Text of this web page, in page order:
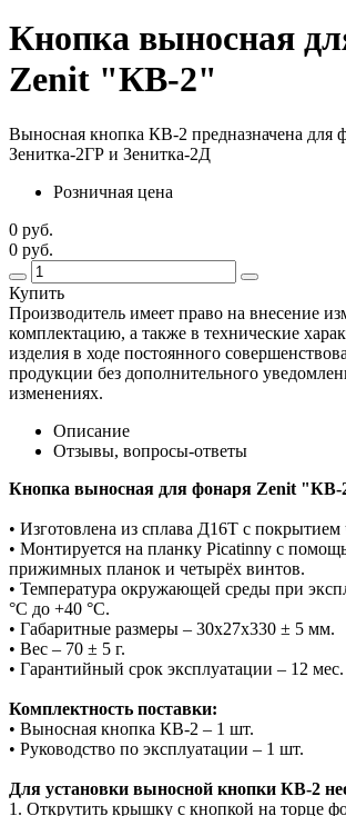
Кнопка выносная
Zenit "КВ-2"
Выносная кнопка КВ-2 предназначена для
Зенитка-2ГР и Зенитка-2Д
Розничная цена
0 руб.
0 руб.
Купить
Производитель имеет право на внесение
комплектацию, а также в технические
изделия в ходе постоянного
продукции без дополнительного
изменениях.
Описание
Отзывы, вопросы-ответы
Кнопка выносная для фонаря Zenit "КВ-
• Изготовлена из сплава Д16Т с покрытием
• Монтируется на планку Picatinny с
прижимных планок и четырёх винтов.
• Температура окружающей среды при
°С до +40 °С.
• Габаритные размеры – 30х27х330 ± 5 мм.
• Вес – 70 ± 5 г.
• Гарантийный срок эксплуатации – 12 мес.
Комплектность поставки:
• Выносная кнопка КВ-2 – 1 шт.
• Руководство по эксплуатации – 1 шт.
Для установки выносной кнопки КВ-2
1. Открутить крышку с кнопкой на торце